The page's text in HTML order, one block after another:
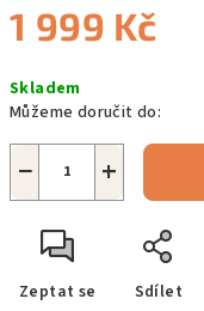
1 999 Kč
cena:
Skladem
Můžeme doručit do:
+
−
Zeptat se Sdílet